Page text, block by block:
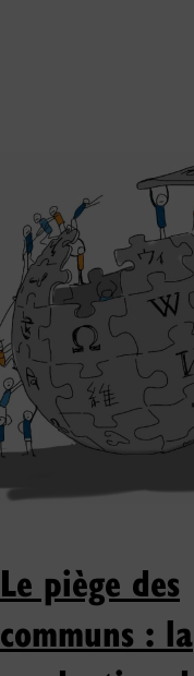
Le piège des
communs : la